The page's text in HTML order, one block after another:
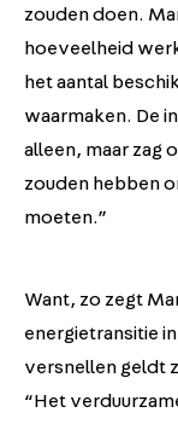
zouden doen.
hoeveelheid
het aantal
waarmaken. De
alleen, maar zag
zouden hebben
moeten.”
Want, zo zegt
energietransitie
versnellen geldt
“Het